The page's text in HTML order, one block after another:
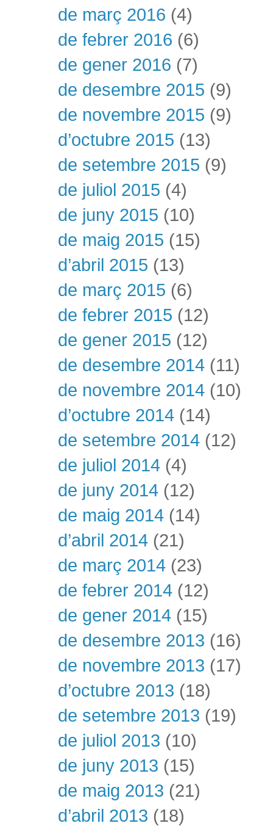
de març 2016 (4)
de febrer 2016 (6)
de gener 2016 (7)
de desembre 2015 (9)
de novembre 2015 (9)
d’octubre 2015 (13)
de setembre 2015 (9)
de juliol 2015 (4)
de juny 2015 (10)
de maig 2015 (15)
d’abril 2015 (13)
de març 2015 (6)
de febrer 2015 (12)
de gener 2015 (12)
de desembre 2014 (11)
de novembre 2014 (10)
d’octubre 2014 (14)
de setembre 2014 (12)
de juliol 2014 (4)
de juny 2014 (12)
de maig 2014 (14)
d’abril 2014 (21)
de març 2014 (23)
de febrer 2014 (12)
de gener 2014 (15)
de desembre 2013 (16)
de novembre 2013 (17)
d’octubre 2013 (18)
de setembre 2013 (19)
de juliol 2013 (10)
de juny 2013 (15)
de maig 2013 (21)
d’abril 2013 (18)